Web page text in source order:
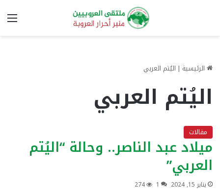
الرئيسية | اليُتم العربي
اليُتم العربي
مقالات
ميلاد عبد الناصر.. وحالة “اليُتم
العربي”
يناير 15, 2024 1
274